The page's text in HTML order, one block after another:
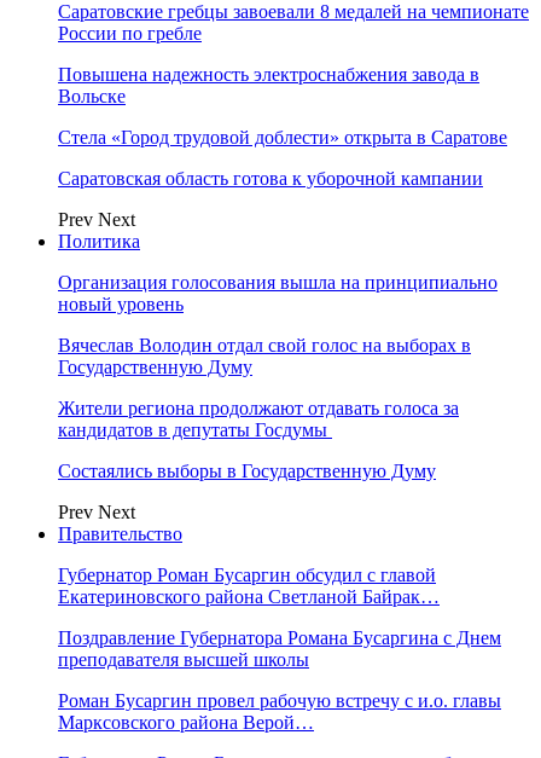
Саратовские гребцы завоевали 8 медалей на чемпионате
России по гребле
Повышена надежность электроснабжения завода в
Вольске
Стела «Город трудовой доблести» открыта в Саратове
Саратовская область готова к уборочной кампании
Prev Next
Политика
Организация голосования вышла на принципиально
новый уровень
Вячеслав Володин отдал свой голос на выборах в
Государственную Думу
Жители региона продолжают отдавать голоса за
кандидатов в депутаты Госдумы
Состаялись выборы в Государственную Думу
Prev Next
Правительство
Губернатор Роман Бусаргин обсудил с главой
Екатериновского района Светланой Байрак…
Поздравление Губернатора Романа Бусаргина с Днем
преподавателя высшей школы
Роман Бусаргин провел рабочую встречу с и.о. главы
Марксовского района Верой…